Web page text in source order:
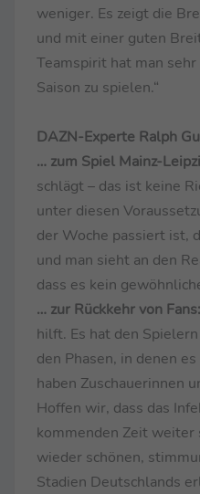
weniger. Es zeigt die
und mit einer guten
Teamspirit hat man
Saison zu spielen.“
DAZN-Experte Ralph
… zum Spiel Mainz-
schlägt – das ist keine
unter diesen
der Woche passiert ist,
und man sieht an den
dass es kein
… zur Rückkehr von Fans:
hilft. Es hat den
den Phasen, in denen
haben Zuschauerinnen
Hoffen wir, dass das
kommenden Zeit weiter
wieder schönen,
Stadien Deutschlands